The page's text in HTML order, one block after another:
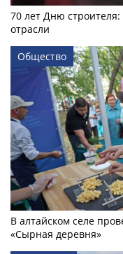
70 лет Дню
отрасли
Общество
В алтайском селе
«Сырная деревня»